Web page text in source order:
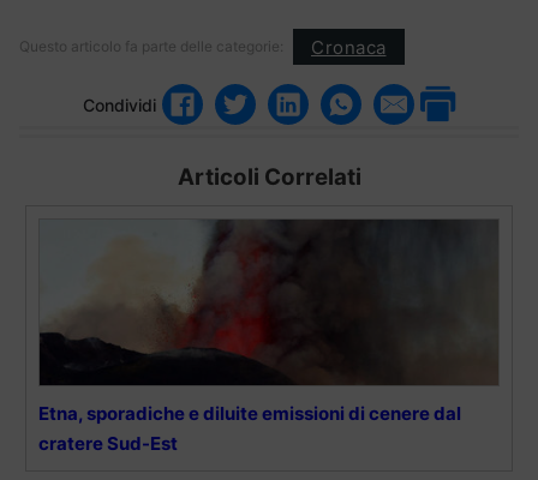
Questo articolo fa parte delle categorie: Cronaca
Condividi
Articoli Correlati
Etna, sporadiche e diluite emissioni di cenere dal
cratere Sud-Est